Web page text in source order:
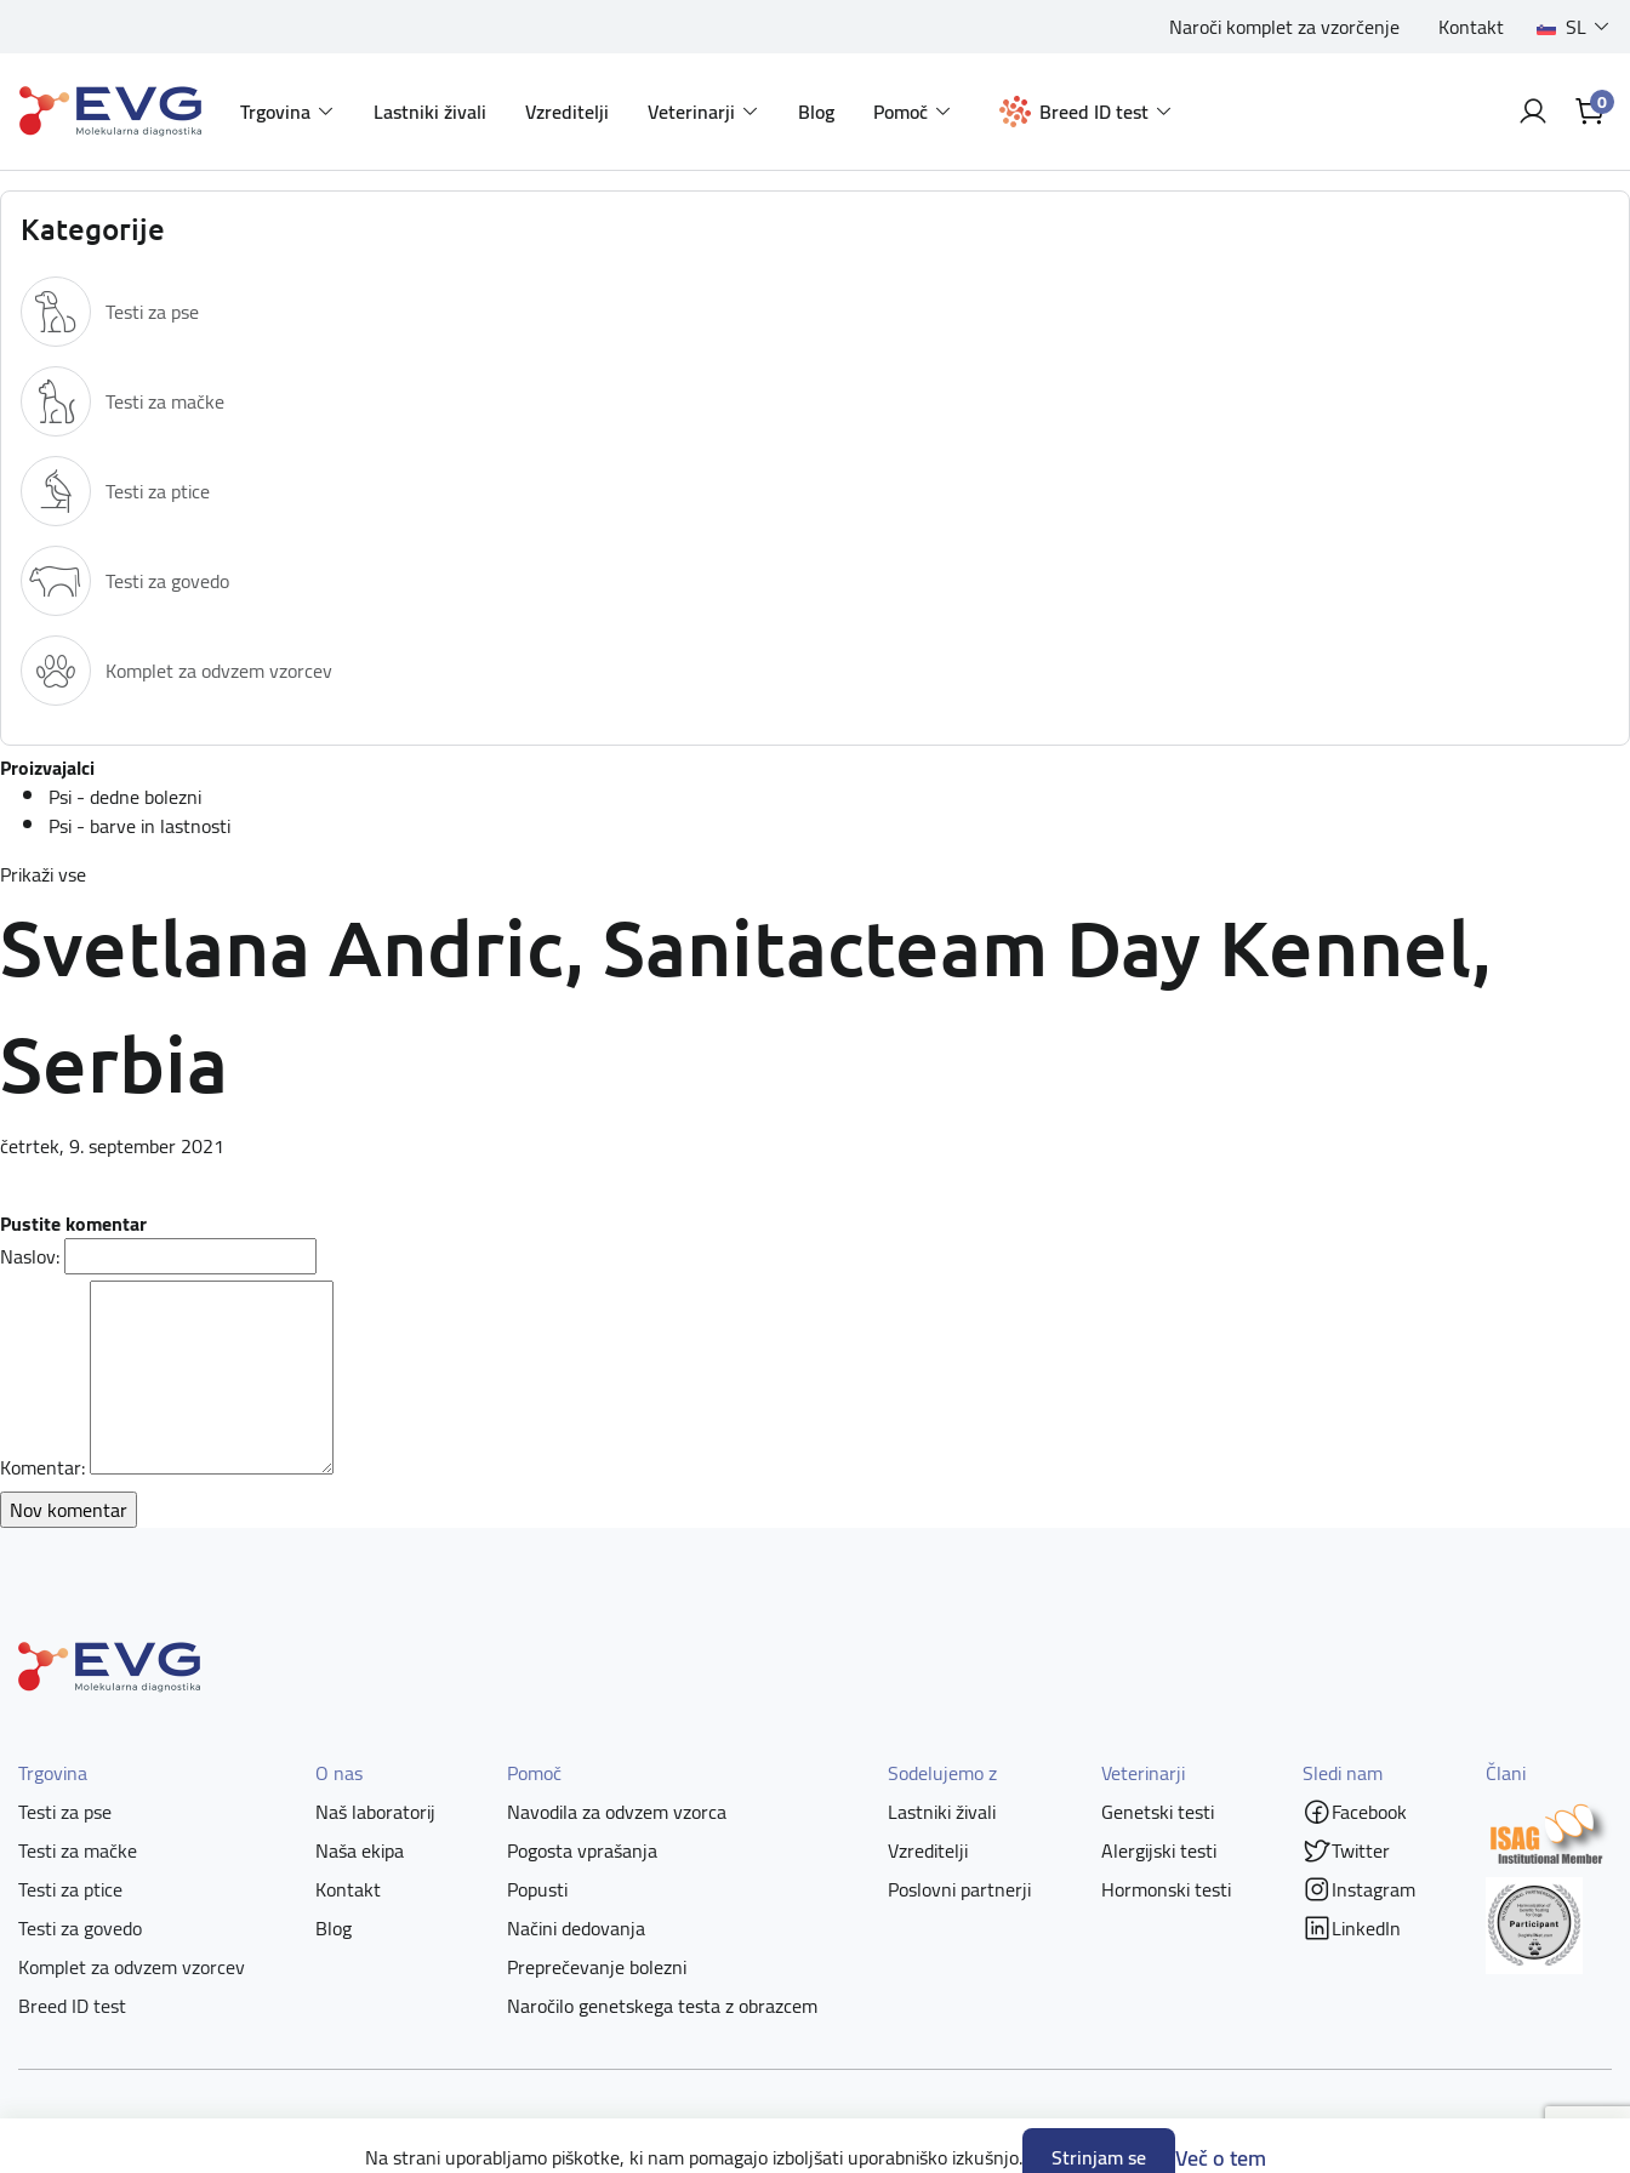
Na strani uporabljamo piškotke, ki nam pomagajo izboljšati uporabniško izkušnjo. Strinjam se Več o tem
Naroči komplet za vzorčenje Kontakt SL
Trgovina Lastniki živali Vzreditelji Veterinarji Blog Pomoč Breed ID test 0
Kategorije
Testi za pse
Testi za mačke
Testi za ptice
Testi za govedo
Komplet za odvzem vzorcev
Proizvajalci
Psi - dedne bolezni
Psi - barve in lastnosti
Prikaži vse
Svetlana Andric, Sanitacteam Day Kennel,
Serbia
četrtek, 9. september 2021
Pustite komentar
Naslov:
Komentar:
Trgovina
Testi za pse
Testi za mačke
Testi za ptice
Testi za govedo
Komplet za odvzem vzorcev
Breed ID test
O nas
Naš laboratorij
Naša ekipa
Kontakt
Blog
Pomoč
Navodila za odvzem vzorca
Pogosta vprašanja
Popusti
Načini dedovanja
Preprečevanje bolezni
Naročilo genetskega testa z obrazcem
Sodelujemo z
Lastniki živali
Vzreditelji
Poslovni partnerji
Veterinarji
Genetski testi
Alergijski testi
Hormonski testi
Sledi nam
Facebook
Twitter
Instagram
LinkedIn
Člani
Politika zasebnosti Piškotki